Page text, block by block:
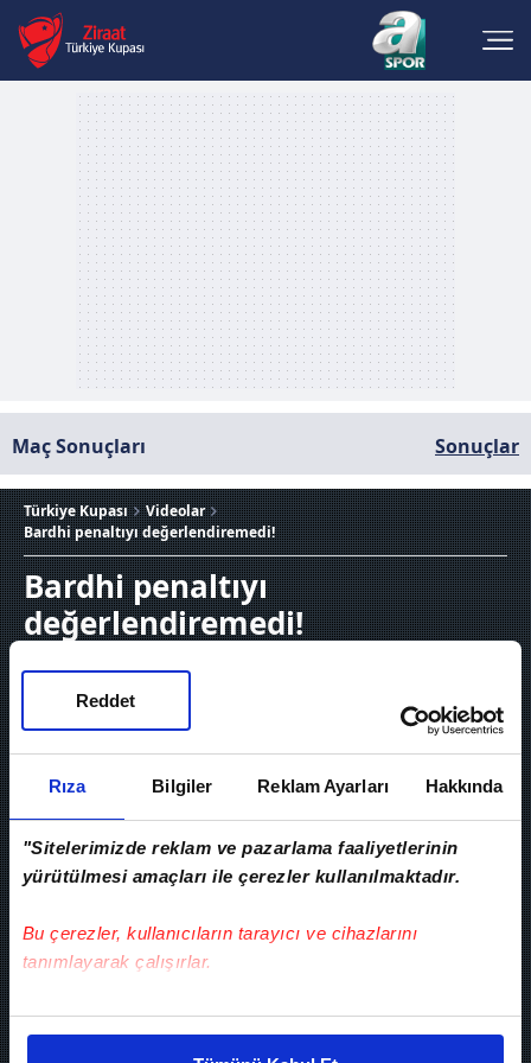
Rıza Bilgiler Reklam Ayarları Hakkında
"Sitelerimizde reklam ve pazarlama faaliyetlerinin
yürütülmesi amaçları ile çerezler kullanılmaktadır.
Bu çerezler, kullanıcıların tarayıcı ve cihazlarını
tanımlayarak çalışırlar.
Bu çerezlere izin vermeniz halinde sizlere özel
Reddet
Maç Sonuçları Sonuçlar
Türkiye Kupası
Videolar
Bardhi penaltıyı değerlendiremedi!
Bardhi penaltıyı
değerlendiremedi!
Ziraat Türkiye Kupası Finali'nde Trabzonspor